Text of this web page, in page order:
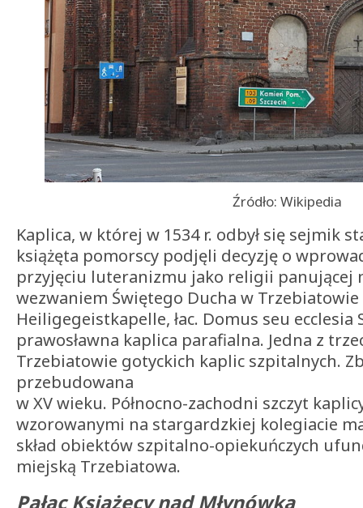
Źródło: Wikipedia
Kaplica, w której w 1534 r. odbył się sejmik
książęta pomorscy podjęli decyzję o
przyjęciu luteranizmu jako religii panującej
wezwaniem Świętego Ducha w
Heiligegeistkapelle, łac. Domus seu ecclesia
prawosławna kaplica parafialna. Jedna z
Trzebiatowie gotyckich kaplic szpitalnych.
przebudowana
w XV wieku. Północno-zachodni szczyt
wzorowanymi na stargardzkiej kolegiacie
skład obiektów szpitalno-opiekuńczych
miejską Trzebiatowa.
Pałac Książęcy nad Młynówką